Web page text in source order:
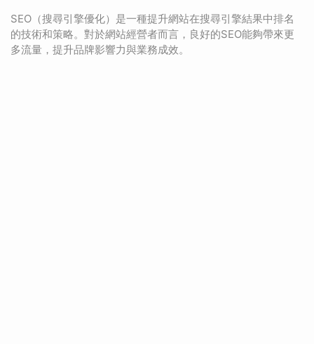
SEO（搜尋引擎優化）是一種提升網站在搜尋引擎結果中排名
的技術和策略。對於網站經營者而言，良好的SEO能夠帶來更
多流量，提升品牌影響力與業務成效。